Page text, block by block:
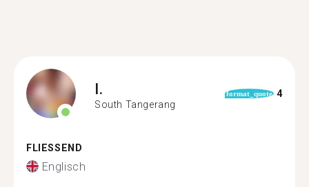
I.
South Tangerang
format_quote 4
FLIESSEND
Englisch